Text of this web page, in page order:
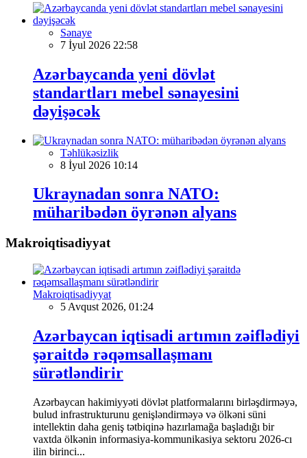
Sənaye
7 İyul 2026 22:58
Azərbaycanda yeni dövlət
standartları mebel sənayesini
dəyişəcək
Təhlükəsizlik
8 İyul 2026 10:14
Ukraynadan sonra NATO:
müharibədən öyrənən alyans
Makroiqtisadiyyat
Makroiqtisadiyyat
5 Avqust 2026, 01:24
Azərbaycan iqtisadi artımın zəiflədiyi
şəraitdə rəqəmsallaşmanı
sürətləndirir
Azərbaycan hakimiyyəti dövlət platformalarını birləşdirməyə,
bulud infrastrukturunu genişləndirməyə və ölkəni süni
intellektin daha geniş tətbiqinə hazırlamağa başladığı bir
vaxtda ölkənin informasiya-kommunikasiya sektoru 2026-cı
ilin birinci...